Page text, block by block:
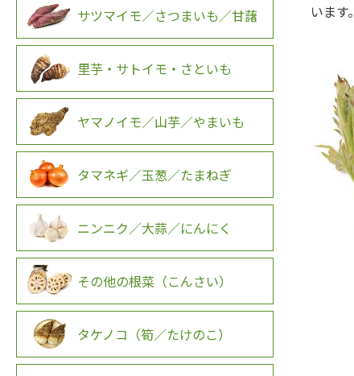
います。
サツマイモ／さつまいも／甘藷
里芋・サトイモ・さといも
ヤマノイモ／山芋／やまいも
タマネギ／玉葱／たまねぎ
ニンニク／大蒜／にんにく
その他の根菜（こんさい）
タケノコ（筍／たけのこ）